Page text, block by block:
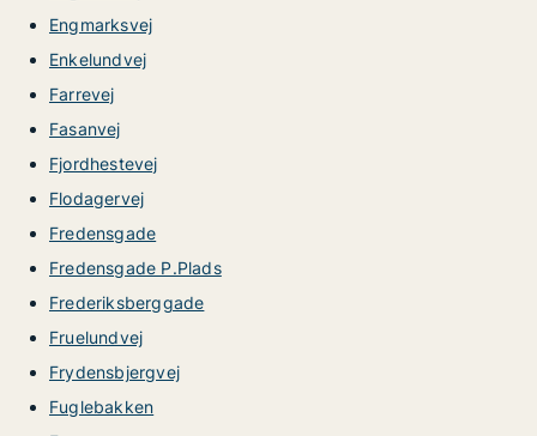
Engmarksvej
Enkelundvej
Farrevej
Fasanvej
Fjordhestevej
Flodagervej
Fredensgade
Fredensgade P.Plads
Frederiksberggade
Fruelundvej
Frydensbjergvej
Fuglebakken